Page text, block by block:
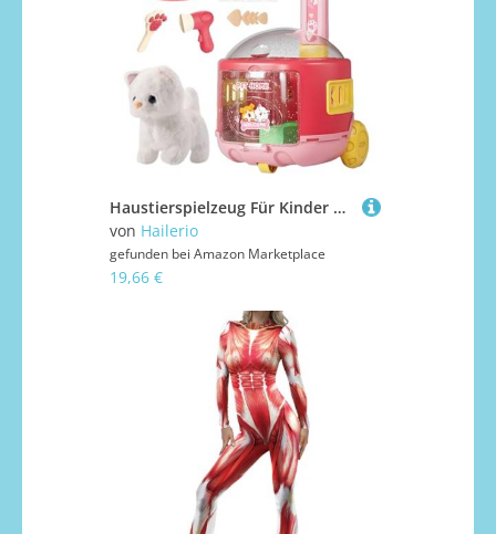
Haustierspielzeug Für Kinder | Kinderwagen Zubehör Für Haustierpflege Spielzeug | Realistisches Plüschtier Für Rollenspiel Geburtstagsgeschenk Mädchen
von Hailerio
gefunden bei Amazon Marketplace
19,66 €